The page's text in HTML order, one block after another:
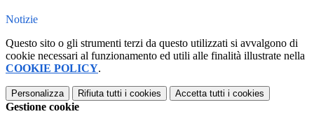
Notizie
Questo sito o gli strumenti terzi da questo utilizzati si avvalgono di
cookie necessari al funzionamento ed utili alle finalità illustrate nella
COOKIE POLICY.
Personalizza Rifiuta tutti i cookies Accetta tutti i cookies
Gestione cookie